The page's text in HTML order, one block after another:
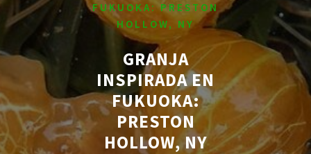
FUKUOKA: PRESTON
HOLLOW, NY
GRANJA
INSPIRADA EN
FUKUOKA:
PRESTON
HOLLOW, NY